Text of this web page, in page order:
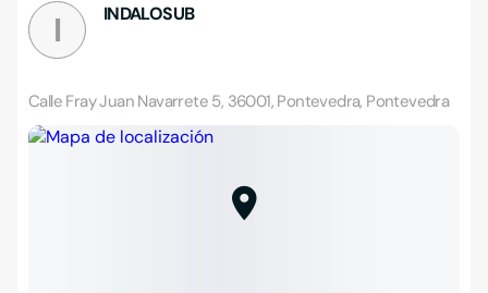
I INDALOSUB
Calle Fray Juan Navarrete 5, 36001, Pontevedra, Pontevedra